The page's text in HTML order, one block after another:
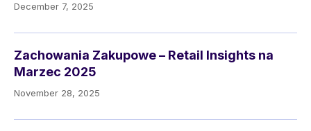
December 7, 2025
Zachowania Zakupowe – Retail Insights na
Marzec 2025
November 28, 2025